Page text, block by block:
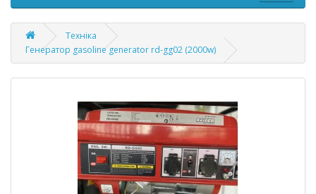
Техніка
Генератор gasoline generator rd-gg02 (2000w)